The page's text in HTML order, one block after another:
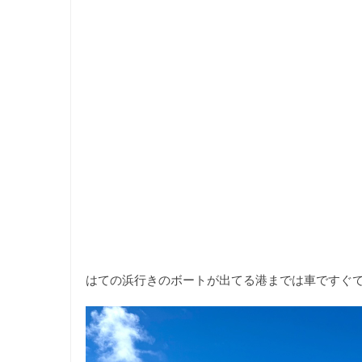
はての浜行きのボートが出てる港までは車ですぐ